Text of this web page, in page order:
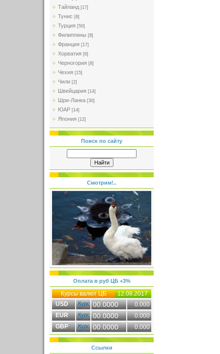
Тайланд [17]
Тунис [8]
Турция [50]
Филиппины [8]
Франция [17]
Хорватия [6]
Черногория [8]
Чехия [15]
Чили [2]
Швейцария [14]
Шри-Ланка [30]
ЮАР [14]
Япония [12]
Поиск по сайту
Смотрим!..
Оплата в руб ЦБ +3%
Курсы валют ЦБ
12.08.2017
USD
00.0000
0.000
EUR
00.0000
0.000
GBP
00.0000 0.000
Ссылки